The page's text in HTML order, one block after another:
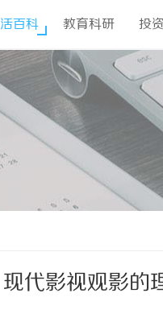
百科 教育科研 投
代影视观影的